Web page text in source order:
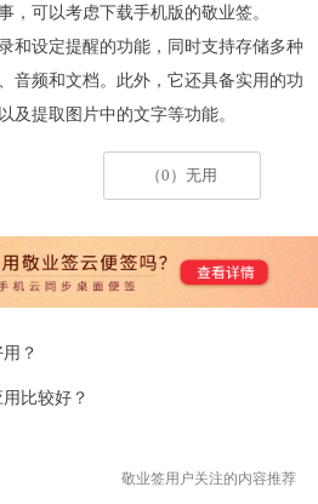
，可以考虑下载手机版的敬业签。
和设定提醒的功能，同时支持存储多种
音频和文档。此外，它还具备实用的功
及提取图片中的文字等功能。
（0）无用
？
比较好？
敬业签用户关注的内容推荐